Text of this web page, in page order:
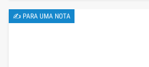
✍ PARA UMA NOTA